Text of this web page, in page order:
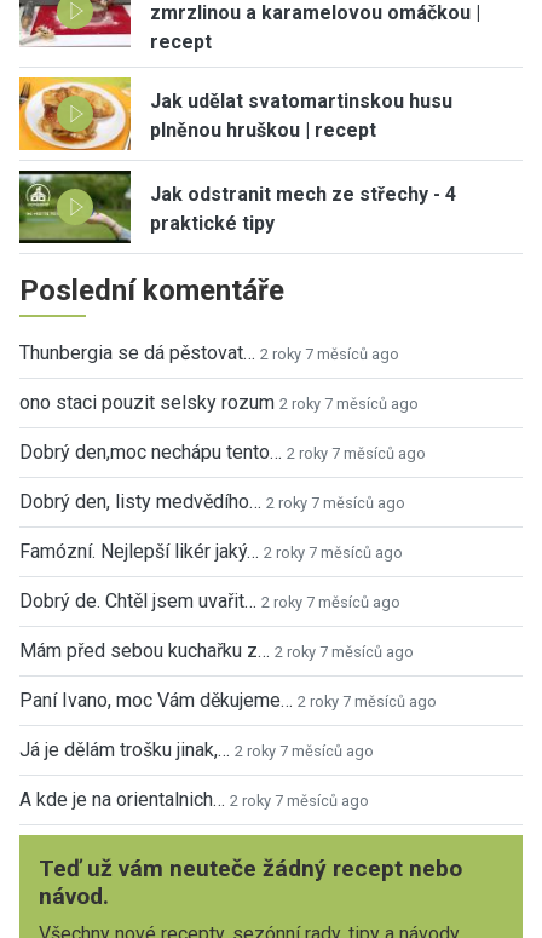
zmrzlinou a karamelovou omáčkou |
recept
Jak udělat svatomartinskou husu
plněnou hruškou | recept
Jak odstranit mech ze střechy - 4
praktické tipy
Poslední komentáře
Thunbergia se dá pěstovat… 2 roky 7 měsíců ago
ono staci pouzit selsky rozum 2 roky 7 měsíců ago
Dobrý den,moc nechápu tento… 2 roky 7 měsíců ago
Dobrý den, listy medvědího… 2 roky 7 měsíců ago
Famózní. Nejlepší likér jaký… 2 roky 7 měsíců ago
Dobrý de. Chtěl jsem uvařit… 2 roky 7 měsíců ago
Mám před sebou kuchařku z… 2 roky 7 měsíců ago
Paní Ivano, moc Vám děkujeme… 2 roky 7 měsíců ago
Já je dělám trošku jinak,… 2 roky 7 měsíců ago
A kde je na orientalnich… 2 roky 7 měsíců ago
Teď už vám neuteče žádný recept nebo
návod.